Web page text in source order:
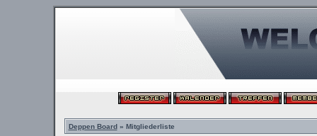
Deppen Board» Mitgliederliste